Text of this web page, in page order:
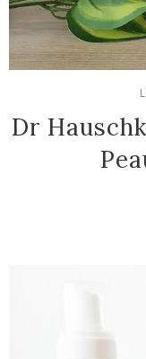
Dr